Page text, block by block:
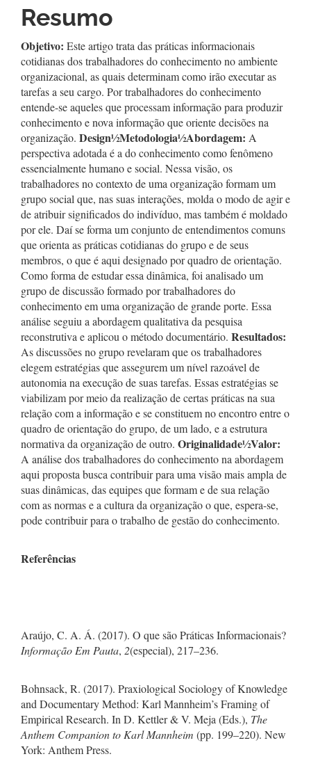
Resumo
Objetivo: Este artigo trata das práticas informacionais
cotidianas dos trabalhadores do conhecimento no ambiente
organizacional, as quais determinam como irão executar as
tarefas a seu cargo. Por trabalhadores do conhecimento
entende-se aqueles que processam informação para produzir
conhecimento e nova informação que oriente decisões na
organização. Design½Metodologia½Abordagem: A
perspectiva adotada é a do conhecimento como fenômeno
essencialmente humano e social. Nessa visão, os
trabalhadores no contexto de uma organização formam um
grupo social que, nas suas interações, molda o modo de agir e
de atribuir significados do indivíduo, mas também é moldado
por ele. Daí se forma um conjunto de entendimentos comuns
que orienta as práticas cotidianas do grupo e de seus
membros, o que é aqui designado por quadro de orientação.
Como forma de estudar essa dinâmica, foi analisado um
grupo de discussão formado por trabalhadores do
conhecimento em uma organização de grande porte. Essa
análise seguiu a abordagem qualitativa da pesquisa
reconstrutiva e aplicou o método documentário. Resultados:
As discussões no grupo revelaram que os trabalhadores
elegem estratégias que assegurem um nível razoável de
autonomia na execução de suas tarefas. Essas estratégias se
viabilizam por meio da realização de certas práticas na sua
relação com a informação e se constituem no encontro entre o
quadro de orientação do grupo, de um lado, e a estrutura
normativa da organização de outro. Originalidade½Valor:
A análise dos trabalhadores do conhecimento na abordagem
aqui proposta busca contribuir para uma visão mais ampla de
suas dinâmicas, das equipes que formam e de sua relação
com as normas e a cultura da organização o que, espera-se,
pode contribuir para o trabalho de gestão do conhecimento.
Referências
Araújo, C. A. Á. (2017). O que são Práticas Informacionais?
Informação Em Pauta, 2(especial), 217–236.
Bohnsack, R. (2017). Praxiological Sociology of Knowledge
and Documentary Method: Karl Mannheim’s Framing of
Empirical Research. In D. Kettler & V. Meja (Eds.), The
Anthem Companion to Karl Mannheim (pp. 199–220). New
York: Anthem Press.